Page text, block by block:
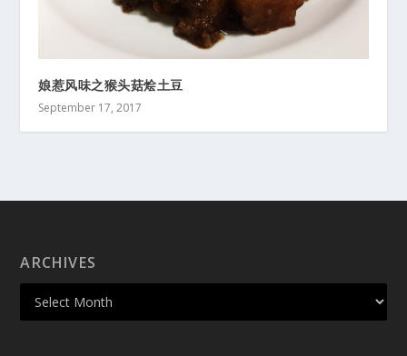
娘惹风味之猴头菇烩土豆
September 17, 2017
ARCHIVES